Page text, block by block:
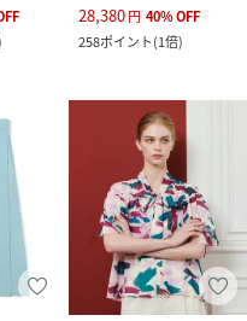
28,380円 40%OFF
258ポイント(1倍)